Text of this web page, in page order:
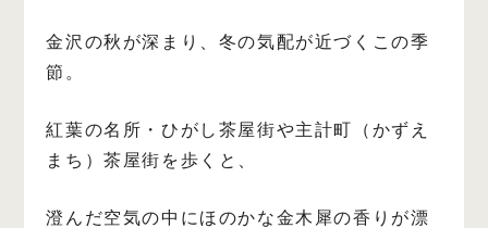
金沢の秋が深まり、冬の気配が近づくこの季
節。
紅葉の名所・ひがし茶屋街や主計町（かずえ
まち）茶屋街を歩くと、
澄んだ空気の中にほのかな金木犀の香りが漂